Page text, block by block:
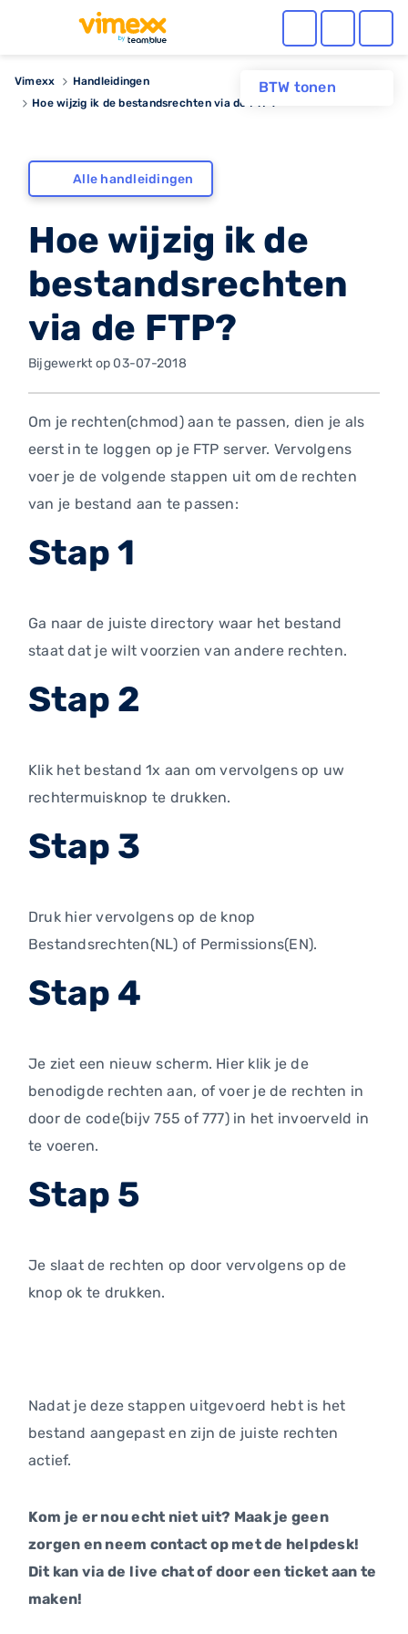
BTW tonen
Vimexx
Handleidingen
Hoe wijzig ik de bestandsrechten via de FTP?
Alle handleidingen
Hoe wijzig ik de
bestandsrechten
via de FTP?
Bijgewerkt op 03-07-2018
Om je rechten(chmod) aan te passen, dien je als
eerst in te loggen op je FTP server. Vervolgens
voer je de volgende stappen uit om de rechten
van je bestand aan te passen:
Stap 1
Ga naar de juiste directory waar het bestand
staat dat je wilt voorzien van andere rechten.
Stap 2
Klik het bestand 1x aan om vervolgens op uw
rechtermuisknop te drukken.
Stap 3
Druk hier vervolgens op de knop
Bestandsrechten(NL) of Permissions(EN).
Stap 4
Je ziet een nieuw scherm. Hier klik je de
benodigde rechten aan, of voer je de rechten in
door de code(bijv 755 of 777) in het invoerveld in
te voeren.
Stap 5
Je slaat de rechten op door vervolgens op de
knop ok te drukken.
Nadat je deze stappen uitgevoerd hebt is het
bestand aangepast en zijn de juiste rechten
actief.
Kom je er nou echt niet uit? Maak je geen
zorgen en neem contact op met de helpdesk!
Dit kan via de live chat of door een ticket aan te
maken!